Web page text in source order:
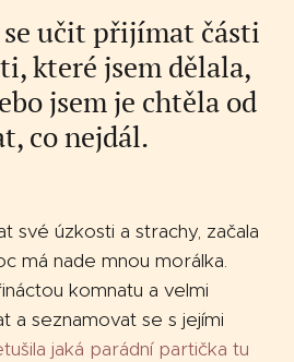
se učit přijímat části
které jsem dělala,
jsem je chtěla od
co nejdál.
své úzkosti a strachy, začala
má nade mnou morálka.
komnatu a velmi
a seznamovat se s jejími
jaká parádní partička tu